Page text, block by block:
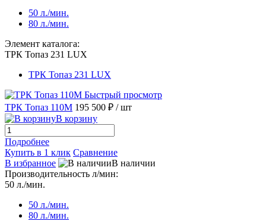
50 л./мин.
80 л./мин.
Элемент каталога:
ТРК Топаз 231 LUX
ТРК Топаз 231 LUX
Быстрый просмотр
ТРК Топаз 110М 195 500 ₽ / шт
В корзину
Подробнее
Купить в 1 клик Сравнение
В избранное
В наличии
Производительность л/мин:
50 л./мин.
50 л./мин.
80 л./мин.